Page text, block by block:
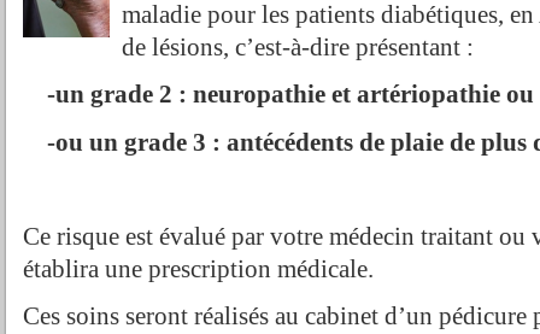
maladie pour les patients diabétiques,
de lésions, c’est-à-dire présentant :
-un grade 2 : neuropathie et artériopathie
-ou un grade 3 : antécédents de plaie de plus
Ce risque est évalué par votre médecin traitant
établira une prescription médicale.
Ces soins seront réalisés au cabinet d’un